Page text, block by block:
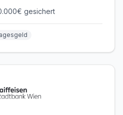
gesichert